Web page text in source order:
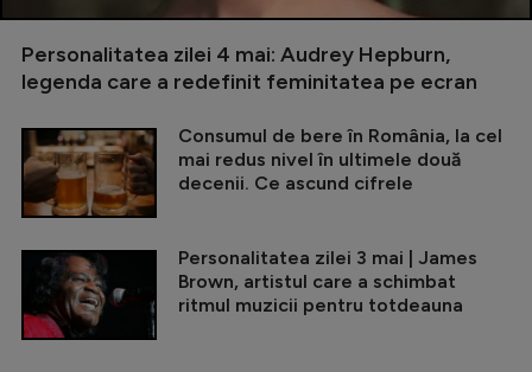
Personalitatea zilei 4 mai: Audrey Hepburn,
legenda care a redefinit feminitatea pe ecran
Consumul de bere în România, la cel
mai redus nivel în ultimele două
decenii. Ce ascund cifrele
Personalitatea zilei 3 mai | James
Brown, artistul care a schimbat
ritmul muzicii pentru totdeauna